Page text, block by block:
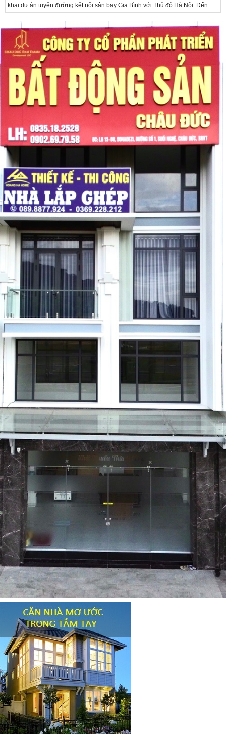
khai dự án tuyến đường kết nối sân bay Gia Bình với Thủ đô Hà Nội. Đến
nay, công tác giải phóng mặt bằng và chuẩn bị đầu tư của dự án đã ghi nhận
nhiều kết...